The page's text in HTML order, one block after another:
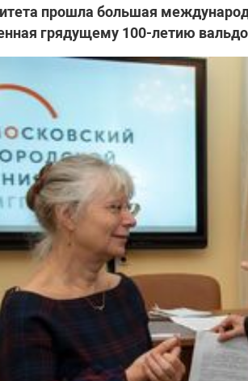
прошла большая
грядущему 100-летию